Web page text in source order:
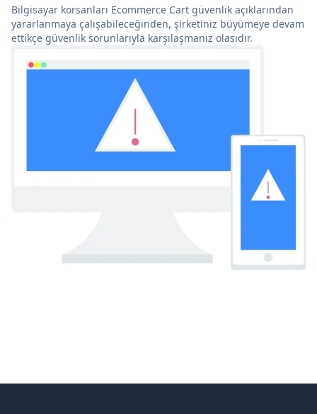
Bilgisayar korsanları Ecommerce Cart güvenlik açıklarından
yararlanmaya çalışabileceğinden, şirketiniz büyümeye devam
ettikçe güvenlik sorunlarıyla karşılaşmanız olasıdır.